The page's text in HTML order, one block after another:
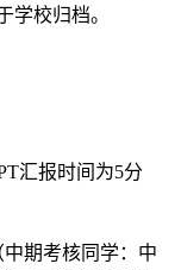
学校归档。
汇报时间为5分
期考核同学：中